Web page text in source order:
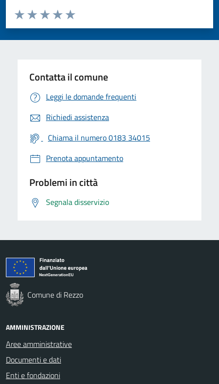
Valuta da 1 a 5 stelle la pagina
Valuta 5 stelle su 5
Valuta 4 stelle su 5
Valuta 3 stelle su 5
Valuta 2 stelle su 5
Valuta 1 stelle su 5
Contatta il comune
Leggi le domande frequenti
Richiedi assistenza
Chiama il numero 0183 34015
Prenota appuntamento
Problemi in città
Segnala disservizio
Comune di Rezzo
AMMINISTRAZIONE
Aree amministrative
Documenti e dati
Enti e fondazioni